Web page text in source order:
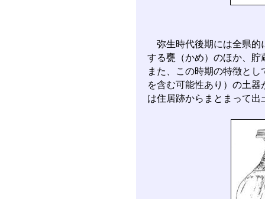
弥生時代後期には全県的
する甕（かめ）のほか、
また、この時期の特徴と
を含む可能性あり）の土
は住居跡からまとまって